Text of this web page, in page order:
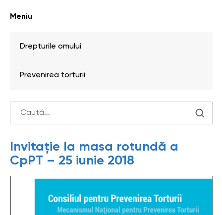
Invitație la masa rotundă a
CpPT – 25 iunie 2018
Meniu
Drepturile omului
Prevenirea torturii